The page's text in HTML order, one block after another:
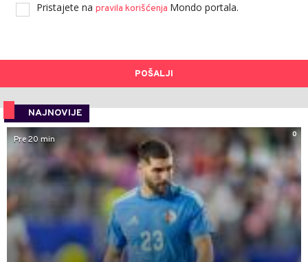
Pristajete na pravila korišćenja Mondo portala.
POŠALJI
NAJNOVIJE
0
Pre 20 min